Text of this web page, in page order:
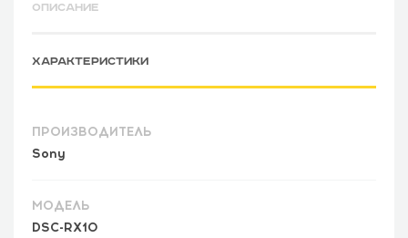
ОПИСАНИЕ
ХАРАКТЕРИСТИКИ
ПРОИЗВОДИТЕЛЬ
Sony
МОДЕЛЬ
DSC-RX10